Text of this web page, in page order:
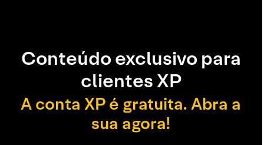
Conteúdo exclusivo para
clientes XP
A conta XP é gratuita. Abra a
sua agora!